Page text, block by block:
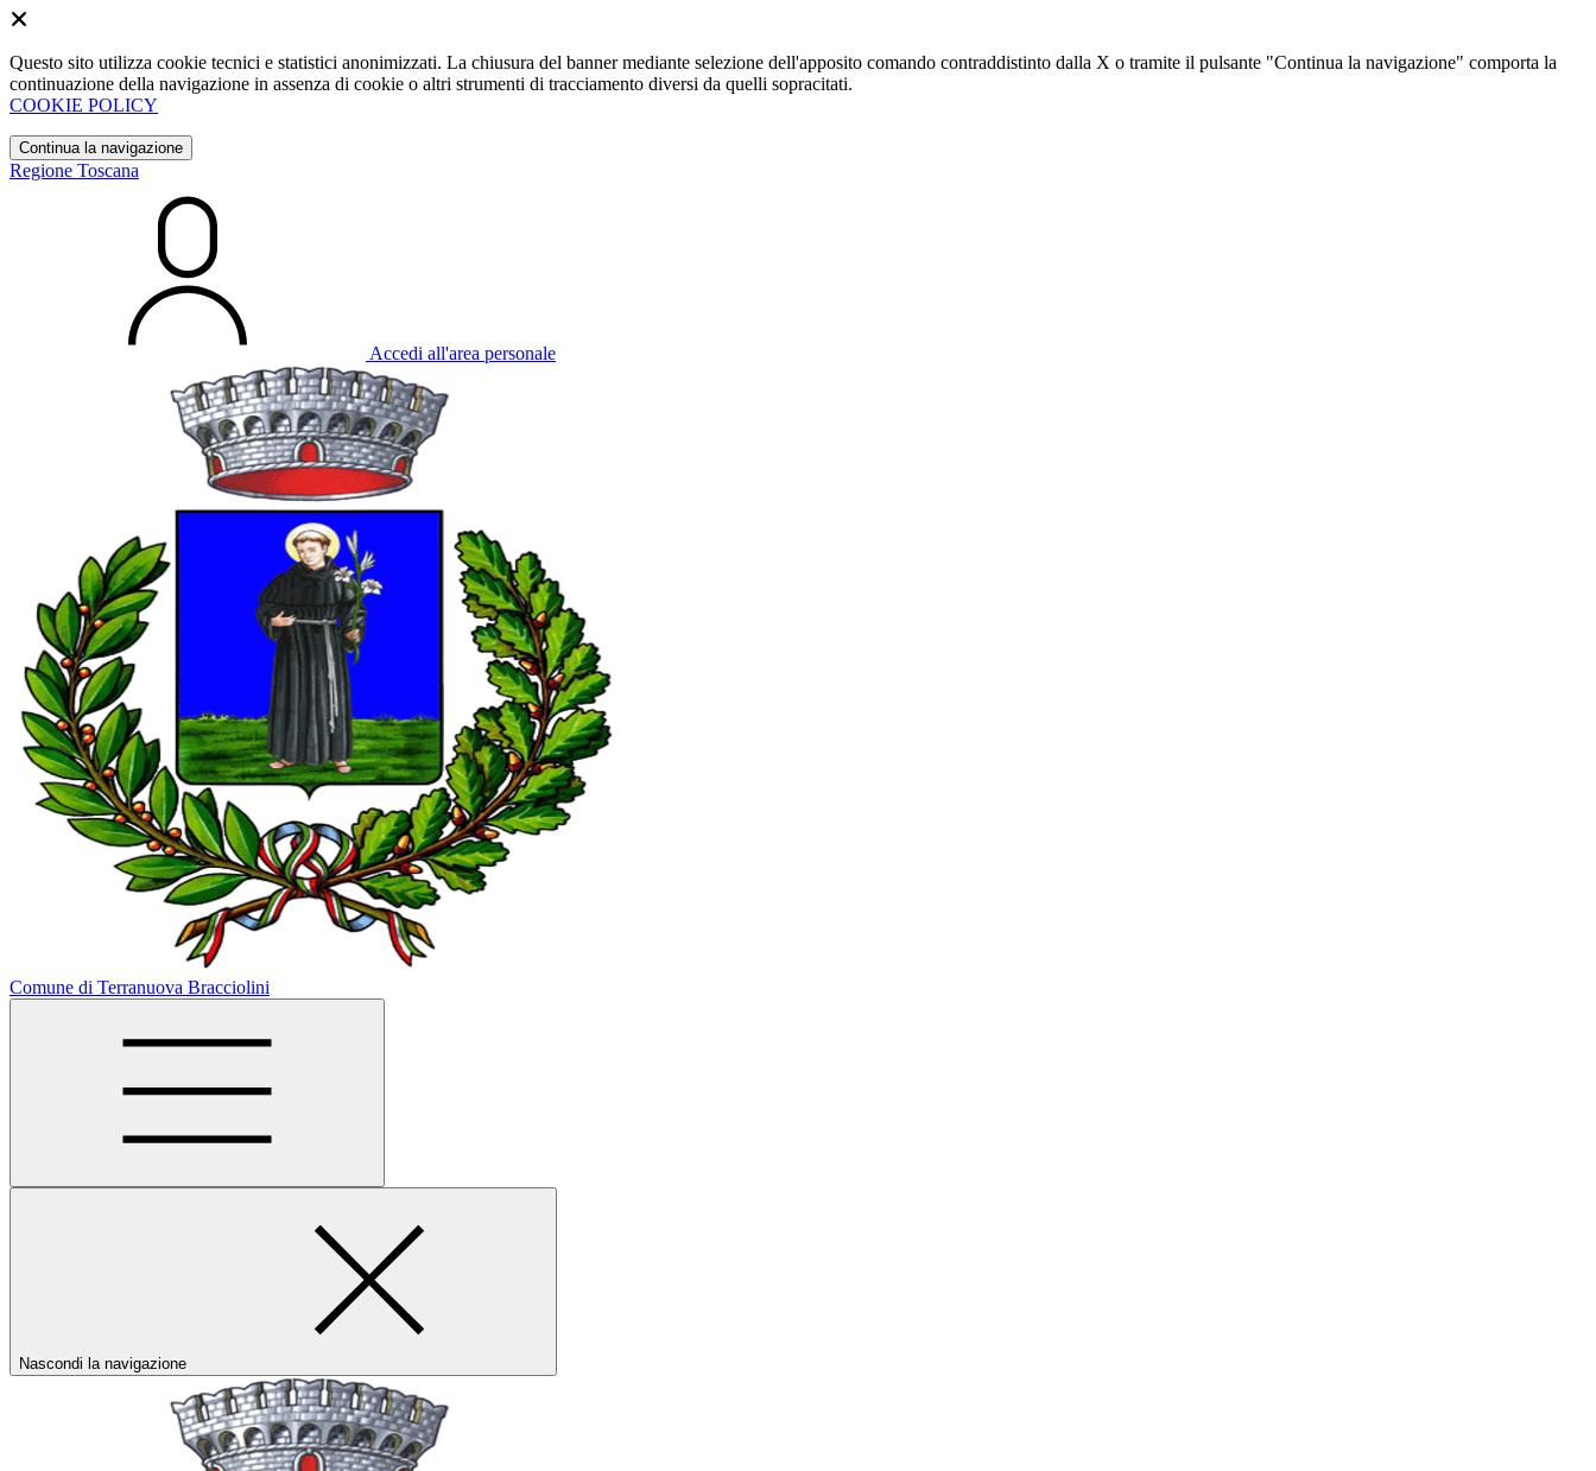
Questo sito utilizza cookie tecnici e statistici anonimizzati. La chiusura del banner mediante selezione dell'apposito comando contraddistinto dalla X o tramite il pulsante "Continua la navigazione" comporta la
continuazione della navigazione in assenza di cookie o altri strumenti di tracciamento diversi da quelli sopracitati.
COOKIE POLICY
Continua la navigazione
Regione Toscana
Accedi all'area personale
Comune di Terranuova Bracciolini
Nascondi la navigazione